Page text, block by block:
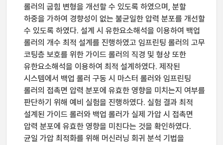
롤러의 굽힘 변형을 개선할 수 있도록 하였으며, 분할
하중을 가하여 경향성이 없는 불균일한 압력 분포를 개선할
수 있도록 하였다. 설계 시 유한요소해석을 이용하여 백업
롤러의 개수 최적 설계를 진행하였고 임프린팅 롤러의 고무
코팅층 보호를 위한 가이드 롤러의 직경 및 형상 또한
유한요소해석을 이용하여 최적 설계하였다. 제작된
시스템에서 백업 롤러 구동 시 마스터 롤러와 임프린팅
롤러의 접촉면 압력 분포에 유효한 영향을 미치는지 여부를
판단하기 위해 예비 실험을 진행하였다. 실험 결과 최적
설계된 가이드 롤러와 백업 롤러가 실제 가압 시 접촉면
압력 분포에 유효한 영향을 미친다는 것을 확인하였다.
균일 가압 최적화를 위해 머신러닝 회귀 분석 기법을